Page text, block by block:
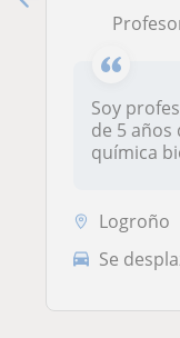
Soy
de 5 años
química
Logroño
Se